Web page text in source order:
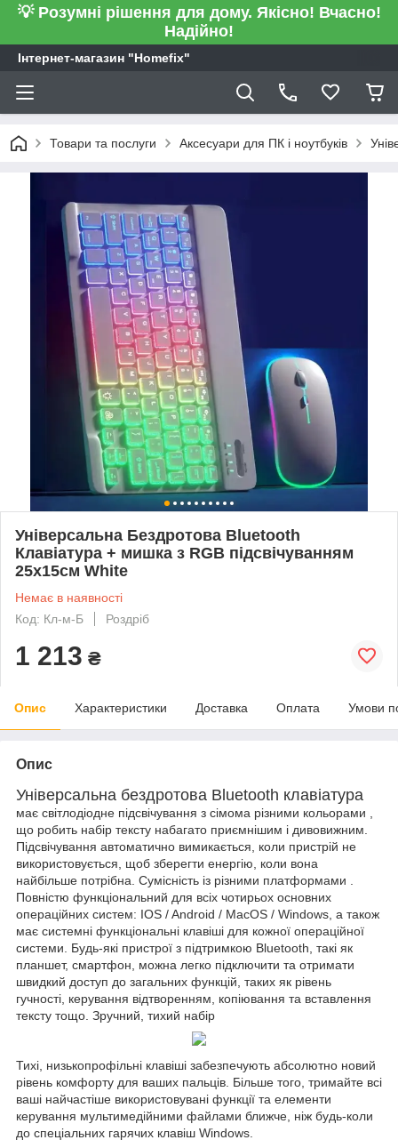
💡 Розумні рішення для дому. Якісно! Вчасно!
Надійно!
Інтернет-магазин "Homefix"
Товари та послуги Аксесуари для ПК і ноутбуків
Універсальна Бездротова Bluetooth
Клавіатура + мишка з RGB підсвічуванням
25х15см White
Немає в наявності
Код: Кл-м-Б
Роздріб
1 213 ₴
Опис Характеристики Доставка Оплата Умови
Опис
Універсальна бездротова Bluetooth клавіатура
має світлодіодне підсвічування з сімома різними кольорами ,
що робить набір тексту набагато приємнішим і дивовижним.
Підсвічування автоматично вимикається, коли пристрій не
використовується, щоб зберегти енергію, коли вона
найбільше потрібна. Сумісність із різними платформами .
Повністю функціональний для всіх чотирьох основних
операційних систем: IOS / Android / MacOS / Windows, а також
має системні функціональні клавіші для кожної операційної
системи. Будь-які пристрої з підтримкою Bluetooth, такі як
планшет, смартфон, можна легко підключити та отримати
швидкий доступ до загальних функцій, таких як рівень
гучності, керування відтворенням, копіювання та вставлення
тексту тощо. Зручний, тихий набір
Тихі, низькопрофільні клавіші забезпечують абсолютно новий
рівень комфорту для ваших пальців. Більше того, тримайте всі
ваші найчастіше використовувані функції та елементи
керування мультимедійними файлами ближче, ніж будь-коли
до спеціальних гарячих клавіш Windows.